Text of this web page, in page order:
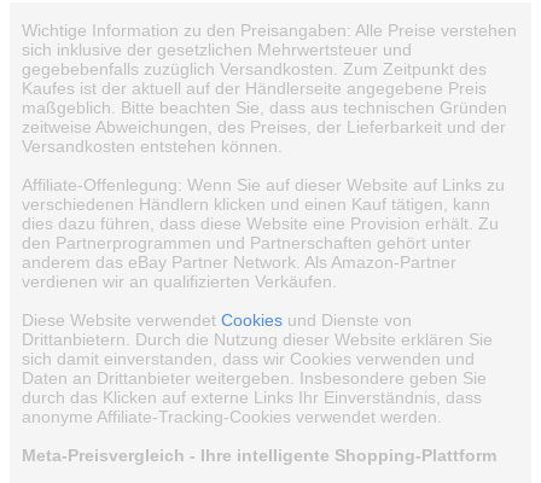
Wichtige Information zu den Preisangaben: Alle Preise verstehen
sich inklusive der gesetzlichen Mehrwertsteuer und
gegebebenfalls zuzüglich Versandkosten. Zum Zeitpunkt des
Kaufes ist der aktuell auf der Händlerseite angegebene Preis
maßgeblich. Bitte beachten Sie, dass aus technischen Gründen
zeitweise Abweichungen, des Preises, der Lieferbarkeit und der
Versandkosten entstehen können.
Affiliate-Offenlegung: Wenn Sie auf dieser Website auf Links zu
verschiedenen Händlern klicken und einen Kauf tätigen, kann
dies dazu führen, dass diese Website eine Provision erhält. Zu
den Partnerprogrammen und Partnerschaften gehört unter
anderem das eBay Partner Network. Als Amazon-Partner
verdienen wir an qualifizierten Verkäufen.
Diese Website verwendet Cookies und Dienste von
Drittanbietern. Durch die Nutzung dieser Website erklären Sie
sich damit einverstanden, dass wir Cookies verwenden und
Daten an Drittanbieter weitergeben. Insbesondere geben Sie
durch das Klicken auf externe Links Ihr Einverständnis, dass
anonyme Affiliate-Tracking-Cookies verwendet werden.
Meta-Preisvergleich - Ihre intelligente Shopping-Plattform